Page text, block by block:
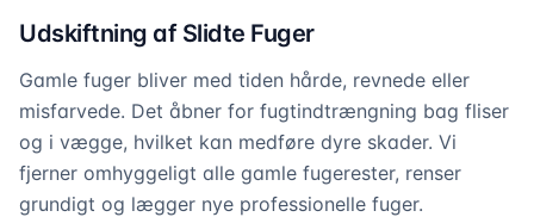
Udskiftning af Slidte Fuger
Gamle fuger bliver med tiden hårde, revnede eller
misfarvede. Det åbner for fugtindtrængning bag fliser
og i vægge, hvilket kan medføre dyre skader. Vi
fjerner omhyggeligt alle gamle fugerester, renser
grundigt og lægger nye professionelle fuger.